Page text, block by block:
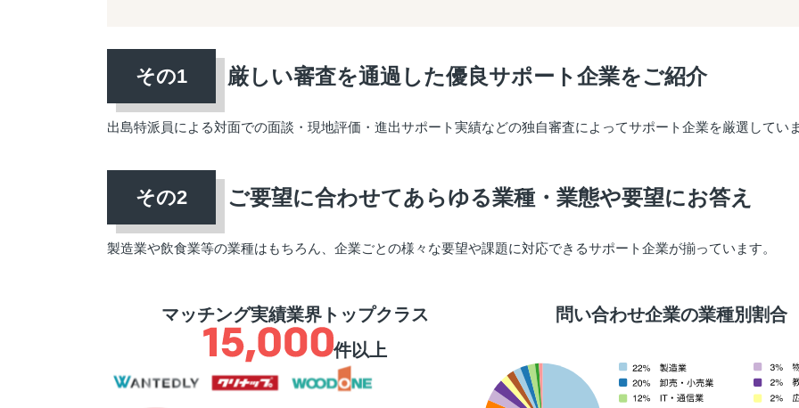
厳しい審査を通過した優良サポート企業をご紹介
出島特派員による対面での面談・現地評価・進出サポート実績などの独自審査によってサポート企業を厳選してい
ご要望に合わせてあらゆる業種・業態や要望にお答え
製造業や飲食業等の業種はもちろん、企業ごとの様々な要望や課題に対応できるサポート企業が揃っています。
マッチング実績業界トップクラス
件以上
問い合わせ企業の業種別割合